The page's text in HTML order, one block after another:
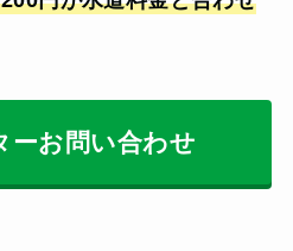
ーお問い合わせ